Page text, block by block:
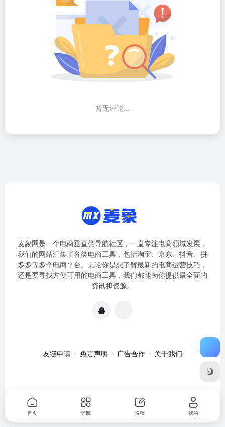
暂无评论...
麦象网是一个电商垂直类导航社区，一直专注电商领域发展，
我们的网站汇集了各类电商工具，包括淘宝、京东、抖音、拼
多多等多个电商平台。无论你是想了解最新的电商运营技巧，
还是要寻找方便可用的电商工具，我们都能为你提供最全面的
资讯和资源。
友链申请 免责声明 广告合作 关于我们
2020057301号-1
首页 导航 投稿 我的